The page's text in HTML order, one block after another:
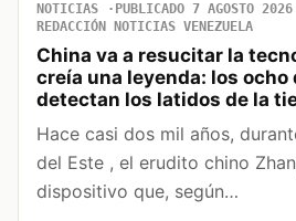
NOTICIAS PUBLICADO 7 AGOSTO 2026
REDACCIÓN NOTICIAS VENEZUELA
China va a resucitar la
creía una leyenda: los ocho
detectan los latidos de la
Hace casi dos mil años,
del Este , el erudito chino
dispositivo que, según…